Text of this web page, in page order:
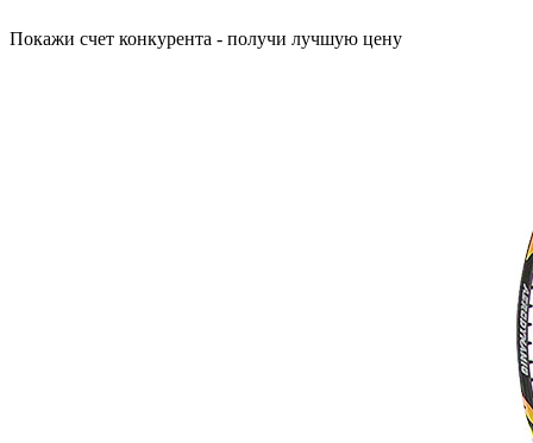
Покажи счет конкурента - получи лучшую цену